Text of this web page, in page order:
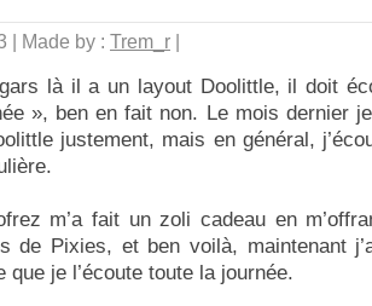
| Made by : Trem_r |
là il a un layout Doolittle, il doit
», ben en fait non. Le mois dernier
justement, mais en général,
m’a fait un zoli cadeau en
de Pixies, et ben voilà, maintenant
que je l’écoute toute la journée.